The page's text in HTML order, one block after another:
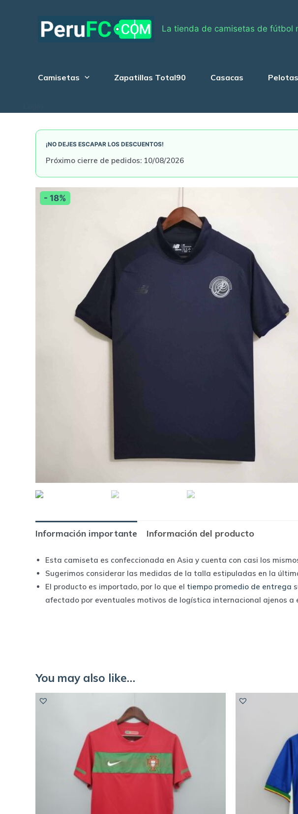
La tienda de camisetas de fútbol
Camisetas Zapatillas Total90 Casacas Pelotas
¡NO DEJES ESCAPAR LOS DESCUENTOS!
Próximo cierre de pedidos: 10/08/2026
- 18%
Información importante Información del producto
Esta camiseta es confeccionada en Asia y cuenta con casi los
Sugerimos considerar las medidas de la talla estipuladas en la
El producto es importado, por lo que el tiempo promedio de entrega
afectado por eventuales motivos de logística internacional ajenos a
You may also like…